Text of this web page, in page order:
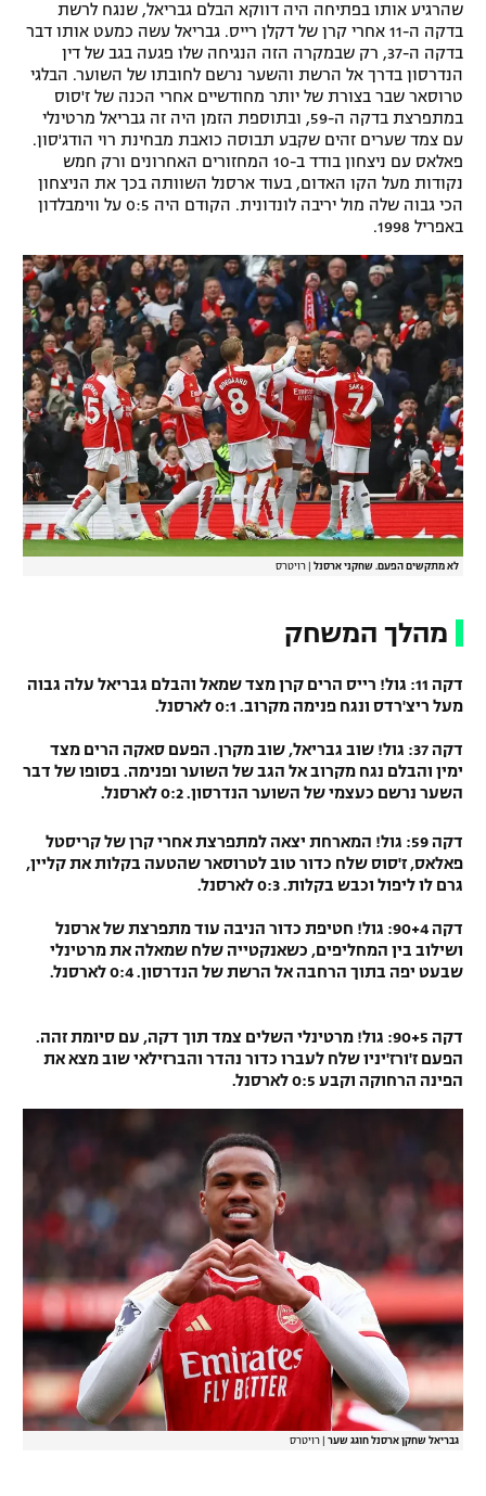
תקנון פעילות ספורט 1
רשיון להקרנה פומבית לבית עסק
הצטרפות לחבילת הערוצים
לוח דרושים – ג'ובנט
תגיות
המגזין
שהרגיע אותו בפתיחה היה דווקא הבלם גבריאל, שנגח לרשת
בדקה ה-11 אחרי קרן של דקלן רייס. גבריאל עשה כמעט אותו דבר
בדקה ה-37, רק שבמקרה הזה הנגיחה שלו פגעה בגב של דין
הנדרסון בדרך אל הרשת והשער נרשם לחובתו של השוער. הבלגי
טרוסאר שבר בצורת של יותר מחודשיים אחרי הכנה של ז'סוס
במתפרצת בדקה ה-59, ובתוספת הזמן היה זה גבריאל מרטינלי
עם צמד שערים זהים שקבע תבוסה כואבת מבחינת רוי הודג'סון.
פאלאס עם ניצחון בודד ב-10 המחזורים האחרונים ורק חמש
נקודות מעל הקו האדום, בעוד ארסנל השוותה בכך את הניצחון
הכי גבוה שלה מול יריבה לונדונית. הקודם היה 0:5 על ווימבלדון
באפריל 1998.
לא מתקשים הפעם. שחקני ארסנל רויטרס
מהלך המשחק
דקה 11: גול! רייס הרים קרן מצד שמאל והבלם גבריאל עלה גבוה
מעל ריצ'רדס ונגח פנימה מקרוב. 0:1 לארסנל.
דקה 37: גול! שוב גבריאל, שוב מקרן. הפעם סאקה הרים מצד
ימין והבלם נגח מקרוב אל הגב של השוער ופנימה. בסופו של דבר
השער נרשם כעצמי של השוער הנדרסון. 0:2 לארסנל.
דקה 59: גול! המארחת יצאה למתפרצת אחרי קרן של קריסטל
פאלאס, ז'סוס שלח כדור טוב לטרוסאר שהטעה בקלות את קליין,
גרם לו ליפול וכבש בקלות. 0:3 לארסנל.
דקה 90+4: גול! חטיפת כדור הניבה עוד מתפרצת של ארסנל
ושילוב בין המחליפים, כשאנקטייה שלח שמאלה את מרטינלי
שבעט יפה בתוך הרחבה אל הרשת של הנדרסון. 0:4 לארסנל.
דקה 90+5: גול! מרטינלי השלים צמד תוך דקה, עם סיומת זהה.
הפעם ז'ורז'יניו שלח לעברו כדור נהדר והברזילאי שוב מצא את
הפינה הרחוקה וקבע 0:5 לארסנל.
גבריאל שחקן ארסנל חוגג שער רויטרס